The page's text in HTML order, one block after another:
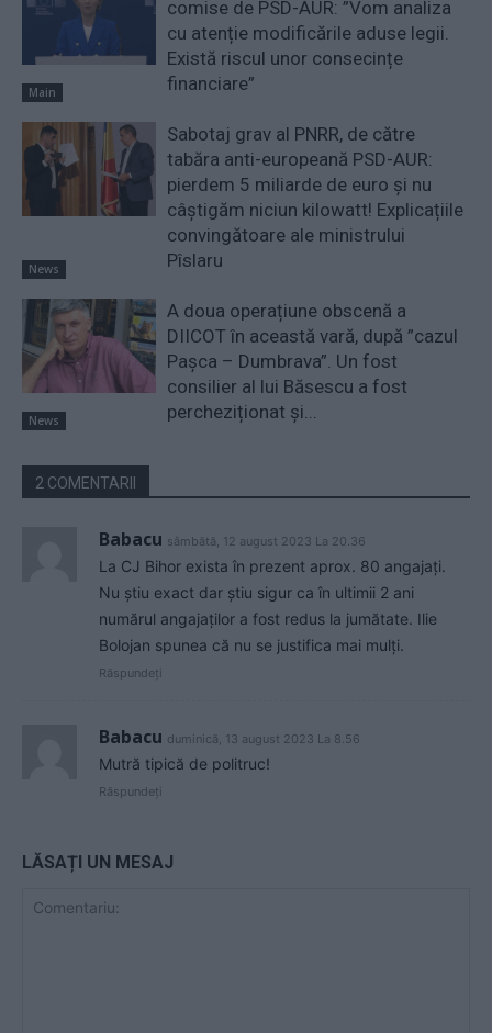
Main
comise de PSD-AUR: ”Vom analiza
cu atenție modificările aduse legii.
Există riscul unor consecințe
financiare”
News
Sabotaj grav al PNRR, de către
tabăra anti-europeană PSD-AUR:
pierdem 5 miliarde de euro și nu
câștigăm niciun kilowatt! Explicațiile
convingătoare ale ministrului
Pîslaru
News
A doua operațiune obscenă a
DIICOT în această vară, după ”cazul
Pașca – Dumbrava”. Un fost
consilier al lui Băsescu a fost
percheziționat și...
2 COMENTARII
Babacu sâmbătă, 12 august 2023 La 20.36
La CJ Bihor exista în prezent aprox. 80 angajați.
Nu știu exact dar știu sigur ca în ultimii 2 ani
numărul angajaților a fost redus la jumătate. Ilie
Bolojan spunea că nu se justifica mai mulți.
Răspundeți
Babacu duminică, 13 august 2023 La 8.56
Mutră tipică de politruc!
Răspundeți
LĂSAȚI UN MESAJ